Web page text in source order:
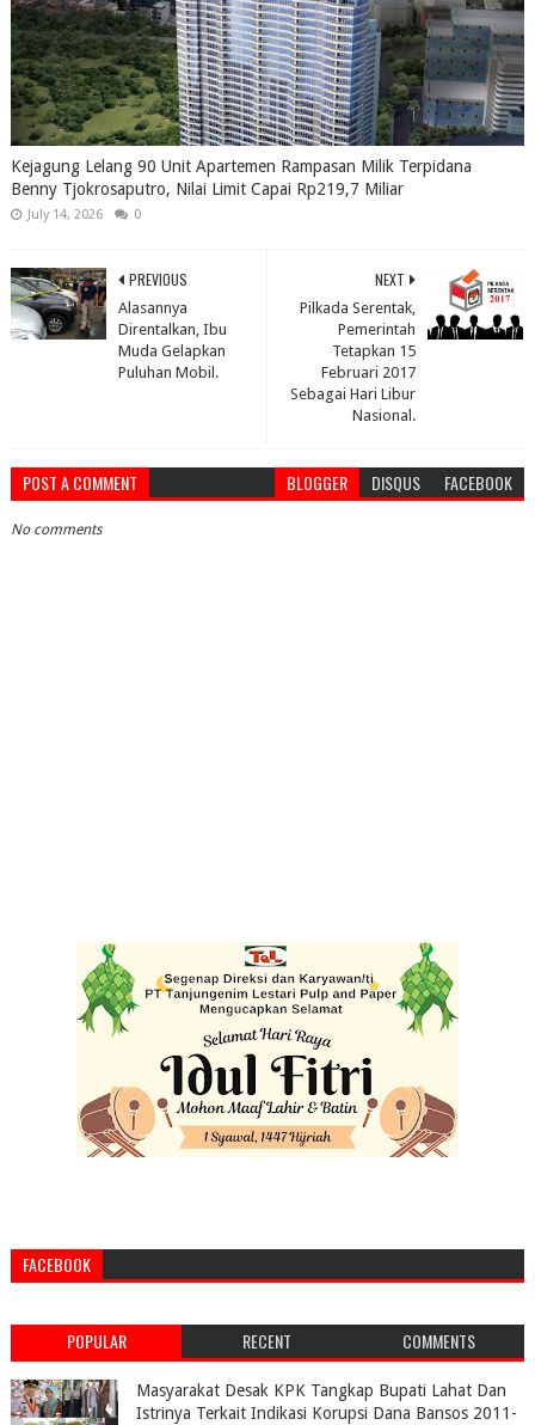
Kejagung Lelang 90 Unit Apartemen Rampasan Milik Terpidana
Benny Tjokrosaputro, Nilai Limit Capai Rp219,7 Miliar
July 14, 2026 0
NEXT
Pilkada Serentak,
Pemerintah
Tetapkan 15
Februari 2017
Sebagai Hari Libur
Nasional.
PREVIOUS
Alasannya
Direntalkan, Ibu
Muda Gelapkan
Puluhan Mobil.
POST A COMMENT BLOGGER DISQUS FACEBOOK
No comments
FACEBOOK
POPULAR RECENT COMMENTS
Masyarakat Desak KPK Tangkap Bupati Lahat Dan
Istrinya Terkait Indikasi Korupsi Dana Bansos 2011-